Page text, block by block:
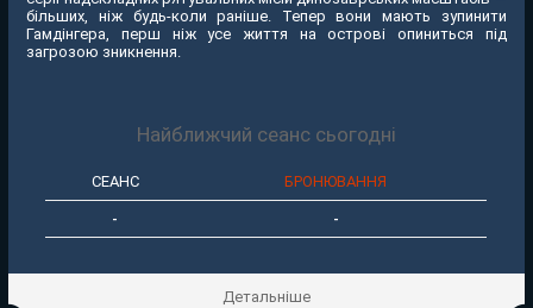
більших, ніж будь-коли раніше. Тепер вони мають зупинити
Гамдінгера, перш ніж усе життя на острові опиниться під
загрозою зникнення.
Найближчий сеанс сьогодні
СЕАНС БРОНЮВАННЯ
- -
Детальніше